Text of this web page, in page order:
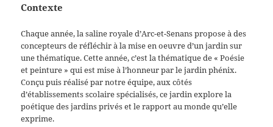
Contexte
Chaque année, la saline royale d’Arc-et-Senans propose à des
concepteurs de réfléchir à la mise en oeuvre d’un jardin sur
une thématique. Cette année, c’est la thématique de « Poésie
et peinture » qui est mise à l’honneur par le jardin phénix.
Conçu puis réalisé par notre équipe, aux côtés
d’établissements scolaire spécialisés, ce jardin explore la
poétique des jardins privés et le rapport au monde qu’elle
exprime.